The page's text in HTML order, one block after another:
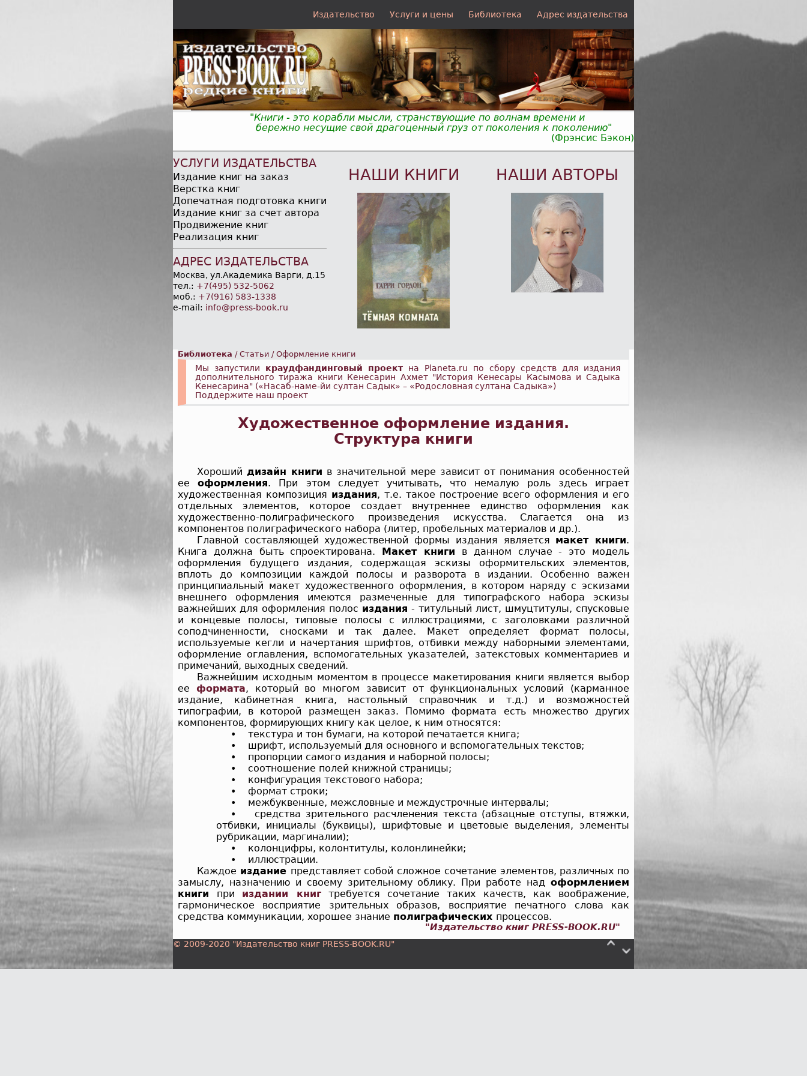
Издательство Услуги и цены Библиотека Адрес издательства
"Книги - это корабли мысли, странствующие по волнам времени и
бережно несущие свой драгоценный груз от поколения к поколению"
(Фрэнсис Бэкон)
УСЛУГИ ИЗДАТЕЛЬСТВА
Издание книг на заказ
Верстка книг
Допечатная подготовка книги
Издание книг за счет автора
Продвижение книг
Реализация книг
АДРЕС ИЗДАТЕЛЬСТВА
Москва, ул.Академика Варги, д.15
тел.: +7(495) 532-5062
моб.: +7(916) 583-1338
e-mail: info@press-book.ru
НАШИ КНИГИ НАШИ АВТОРЫ
Библиотека / Статьи / Оформление книги
Мы запустили краудфандинговый проект на Planeta.ru по сбору средств для издания
дополнительного тиража книги Кенесарин Ахмет "История Кенесары Касымова и Садыка
Кенесарина" («Насаб-наме-йи султан Садык» – «Родословная султана Садыка»)
Поддержите наш проект
Художественное оформление издания.
Структура книги
Хорошийдизайн книги в значительной мере зависит от понимания особенностей
ееоформления. При этом следует учитывать, что немалую роль здесь играет
художественная композиция издания, т.е. такое построение всего оформления и его
отдельных элементов, которое создает внутреннее единство оформления как
художественно-полиграфического произведения искусства. Слагается она из
компонентов полиграфического набора (литер, пробельных материалов и др.).
Главной составляющей художественной формы издания является макет книги.
Книга должна быть спроектирована.
Макет книги в данном случае - это модель
оформления будущего издания, содержащая эскизы оформительских элементов,
вплоть до композиции каждой полосы и разворота в издании. Особенно важен
принципиальный макет художественного оформления, в котором наряду с эскизами
внешнего оформления имеются размеченные для типографского набора эскизы
важнейших для оформления полос издания- титульный лист, шмуцтитулы, спусковые
и концевые полосы, типовые полосы с иллюстрациями, с заголовками различной
соподчиненности, сносками и так далее. Макет определяет формат полосы,
используемые кегли и начертания шрифтов, отбивки между наборными элементами,
оформление оглавления, вспомогательных указателей, затекстовых комментариев и
примечаний, выходных сведений.
Важнейшим исходным моментом в процессе макетирования книги является выбор
ее формата, который во многом зависит от функциональных условий (карманное
издание, кабинетная книга, настольный справочник и т.д.) и возможностей
типографии, в которой размещен заказ. Помимо формата есть множество других
компонентов, формирующих книгу как целое, к ним относятся:
• текстура и тон бумаги, на которой печатается книга;
• шрифт, используемый для основного и вспомогательных текстов;
• пропорции самого издания и наборной полосы;
• соотношение полей книжной страницы;
• конфигурация текстового набора;
• формат строки;
• межбуквенные, межсловные и междустрочные интервалы;
• средства зрительного расчленения текста (абзацные отступы, втяжки,
отбивки, инициалы (буквицы), шрифтовые и цветовые выделения, элементы
рубрикации, маргиналии);
• колонцифры, колонтитулы, колонлинейки;
• иллюстрации.
Каждое издание представляет собой сложное сочетание элементов, различных по
замыслу, назначению и своему зрительному облику. При работе над оформлением
книги при издании книгтребуется сочетание таких качеств, как воображение,
гармоническое восприятие зрительных образов, восприятие печатного слова как
средства коммуникации, хорошее знание полиграфических процессов.
"Издательство книг PRESS-BOOK.RU"
При использовании материала ссылка на сайт обязательна.
Другие темы ...
© 2009-2020 "Издательство книг PRESS-BOOK.RU"